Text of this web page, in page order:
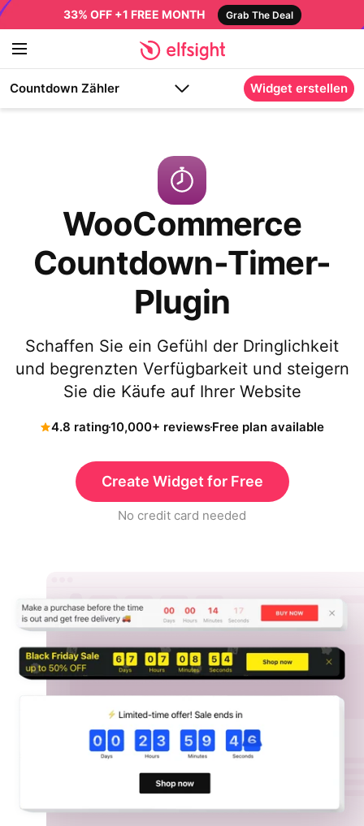
33% OFF +1 FREE MONTH Grab The Deal
Countdown Zähler Widget erstellen
WooCommerce
Countdown-Timer-
Plugin
Schaffen Sie ein Gefühl der Dringlichkeit
und begrenzten Verfügbarkeit und steigern
Sie die Käufe auf Ihrer Website
4.8 rating10,000+ reviewsFree plan available
Create Widget for Free
No credit card needed